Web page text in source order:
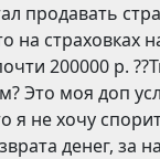
продавать
на страховках
200000 р.
Это моя доп
я не хочу
денег, за